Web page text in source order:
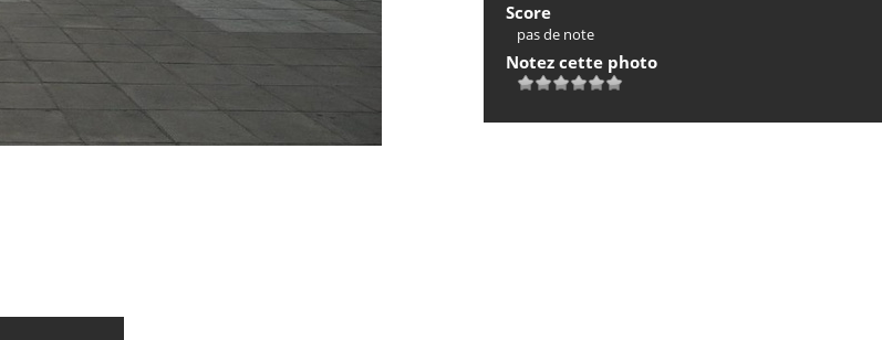
Score
pas de note
Notez cette photo